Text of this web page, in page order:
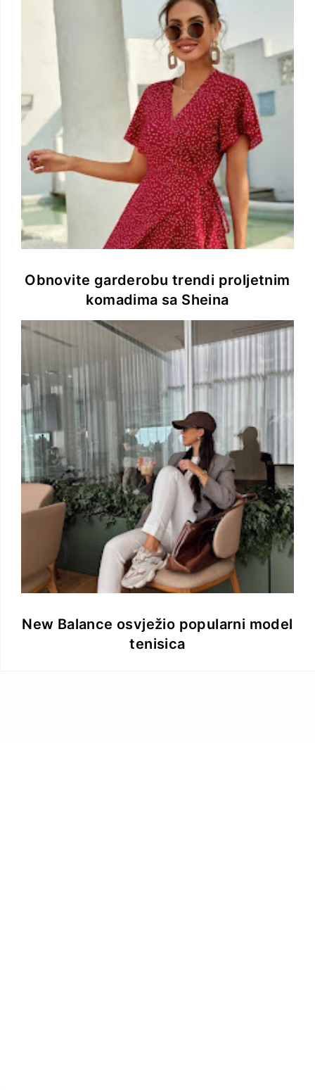
Obnovite garderobu trendi proljetnim
komadima sa Sheina
New Balance osvježio popularni model
tenisica